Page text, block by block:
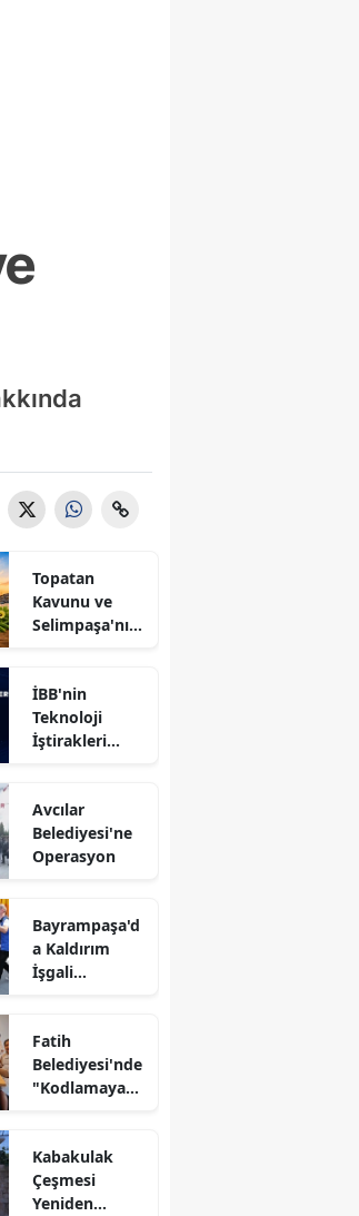
Topatan
Kavunu ve
Selimpaşa'nın
Vatandaşlarla
Buluşuyor
İBB'nin
Teknoloji
İştirakleri
Avcılar
Belediyesi'ne
Operasyon
Bayrampaşa'd
a Kaldırım
İşgali
Fatih
Belediyesi'nde
"Kodlamaya
Kabakulak
Çeşmesi
Yeniden